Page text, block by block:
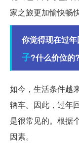
家之旅更加愉快畅快
你觉得现在过
子?什么价位的?
如今，生活条件越
辆车。因此，过年
是很常见的。根据
因素。